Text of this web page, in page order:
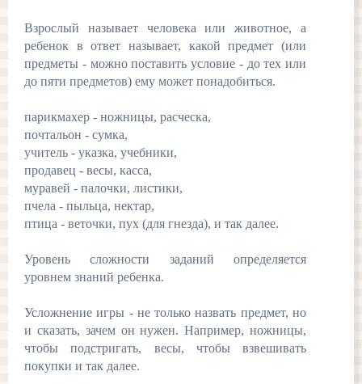
Взрослый называет человека или животное, а
ребенок в ответ называет, какой предмет (или
предметы - можно поставить условие - до тех или
до пяти предметов) ему может понадобиться.
парикмахер - ножницы, расческа,
почтальон - сумка,
учитель - указка, учебники,
продавец - весы, касса,
муравей - палочки, листики,
пчела - пыльца, нектар,
птица - веточки, пух (для гнезда), и так далее.
Уровень сложности заданий определяется
уровнем знаний ребенка.
Усложнение игры - не только назвать предмет, но
и сказать, зачем он нужен. Например, ножницы,
чтобы подстригать, весы, чтобы взвешивать
покупки и так далее.